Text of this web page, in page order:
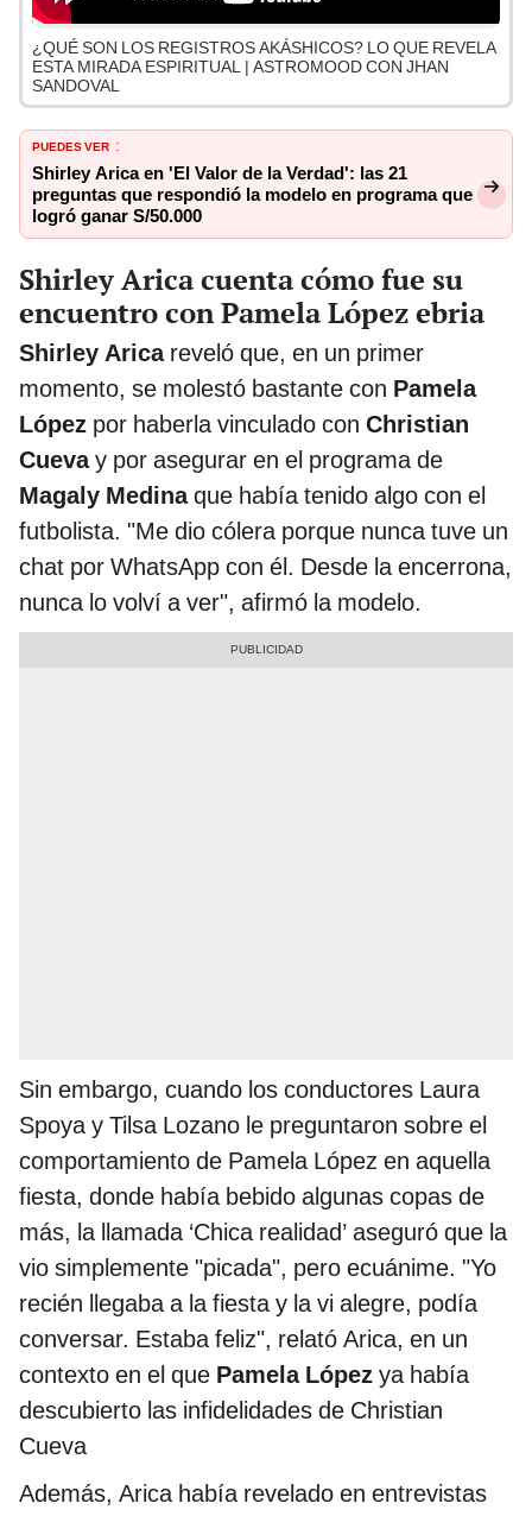
¿QUÉ SON LOS REGISTROS AKÁSHICOS? LO QUE REVELA
ESTA MIRADA ESPIRITUAL | ASTROMOOD CON JHAN
SANDOVAL
PUEDES VER :
Shirley Arica en 'El Valor de la Verdad': las 21
preguntas que respondió la modelo en programa que
logró ganar S/50.000
Shirley Arica cuenta cómo fue su
encuentro con Pamela López ebria
Shirley Aricareveló que, en un primer
momento, se molestó bastante con Pamela
López por haberla vinculado con Christian
Cuevay por asegurar en el programa de
Magaly Medinaque había tenido algo con el
futbolista. "Me dio cólera porque nunca tuve un
chat por WhatsApp con él. Desde la encerrona,
nunca lo volví a ver", afirmó la modelo.
Sin embargo, cuando los conductores Laura
Spoya y Tilsa Lozano le preguntaron sobre el
comportamiento de Pamela López en aquella
fiesta, donde había bebido algunas copas de
más, la llamada ‘Chica realidad’ aseguró que la
vio simplemente "picada", pero ecuánime. "Yo
recién llegaba a la fiesta y la vi alegre, podía
conversar. Estaba feliz", relató Arica, en un
contexto en el que Pamela López ya había
descubierto las infidelidades de Christian
Cueva
Además, Arica había revelado en entrevistas